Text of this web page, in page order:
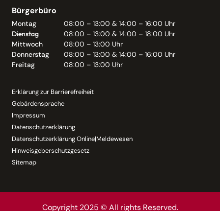
Bürgerbüro
Montag
08:00 – 13:00 & 14:00 – 16:00 Uhr
Dienstag
08:00 – 13:00 & 14:00 – 18:00 Uhr
Mittwoch
08:00 – 13:00 Uhr
Donnerstag
08:00 – 13:00 & 14:00 – 16:00 Uhr
Freitag
08:00 – 13:00 Uhr
Erklärung zur Barrierefreiheit
Gebärdensprache
Impressum
Datenschutzerklärung
Datenschutzerklärung Online|Meldewesen
Hinweisgeberschutzgesetz
Sitemap
Copyright 2025 © All rights Reserved.